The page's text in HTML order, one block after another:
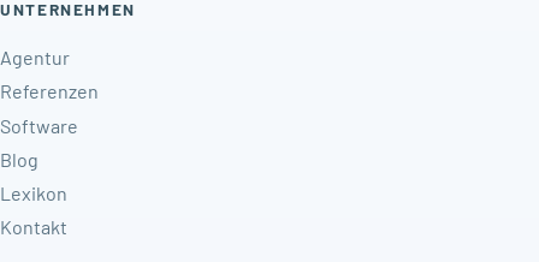
UNTERNEHMEN
Agentur
Referenzen
Software
Blog
Lexikon
Kontakt